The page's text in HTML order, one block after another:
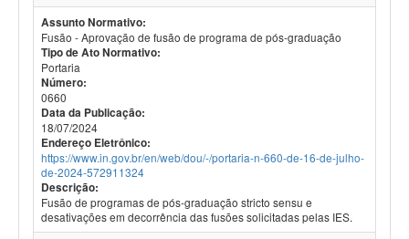
Assunto Normativo:
Fusão - Aprovação de fusão de programa de pós-graduação
Tipo de Ato Normativo:
Portaria
Número:
0660
Data da Publicação:
18/07/2024
Endereço Eletrônico:
https://www.in.gov.br/en/web/dou/-/portaria-n-660-de-16-de-julho-
de-2024-572911324
Descrição:
Fusão de programas de pós-graduação stricto sensu e
desativações em decorrência das fusões solicitadas pelas IES.